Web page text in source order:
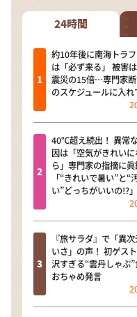
24時間
約10年後に南海トラ
は「必ず来る」 被害
震災の15倍…専門家
のスケジュールに入れ
40℃超え続出！ 異常
因は「空気がきれい
ら」専門家の指摘に眞
「“きれいで暑い”と“
い”どっちがいいの!?」
『旅サラダ』で「異
いさ」の声！ 初ゲス
沢すぎる“雲丹しゃぶ
おちゃめ発言